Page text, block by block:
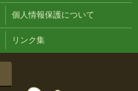
個人情報保護について
リンク集